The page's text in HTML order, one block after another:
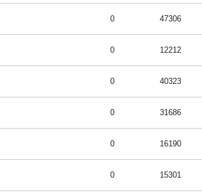
0 47306
0 12212
0 40323
0 31686
0 16190
0 15301